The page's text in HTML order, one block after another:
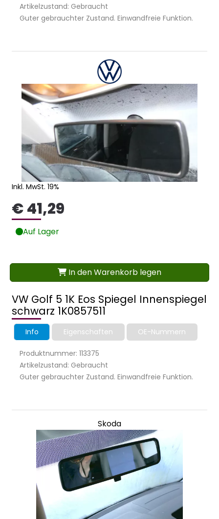
Artikelzustand: Gebraucht
Guter gebrauchter Zustand. Einwandfreie Funktion.
VW Golf 5 1K Eos Spiegel Innenspiegel
schwarz 1K0857511
Info Eigenschaften OE-Nummern
Produktnummer: 113375
Artikelzustand: Gebraucht
Guter gebrauchter Zustand. Einwandfreie Funktion.
Inkl. MwSt. 19%
€ 41,29
Auf Lager
In den Warenkorb legen
Skoda